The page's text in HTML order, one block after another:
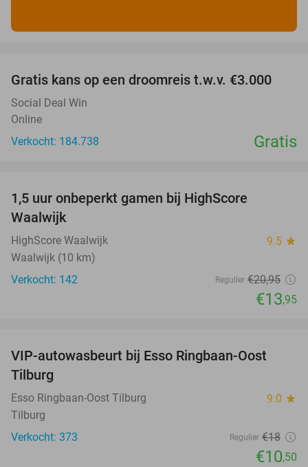
Gratis kans op een droomreis t.w.v. €3.000
Social Deal Win
Online
Verkocht: 184.738
Gratis
1,5 uur onbeperkt gamen bij HighScore
Waalwijk
HighScore Waalwijk 9.5 star
Waalwijk (10 km)
Verkocht: 142
Regulier €20,95
€13,95
42%
VIP-autowasbeurt bij Esso Ringbaan-Oost
Tilburg
Esso Ringbaan-Oost Tilburg 9.0 star
Tilburg
Verkocht: 373
Regulier €18
€10,50